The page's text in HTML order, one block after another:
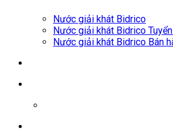
Nước giải khát Bidrico
Nước giải khát Bidrico
Nước giải khát Bidrico Bán